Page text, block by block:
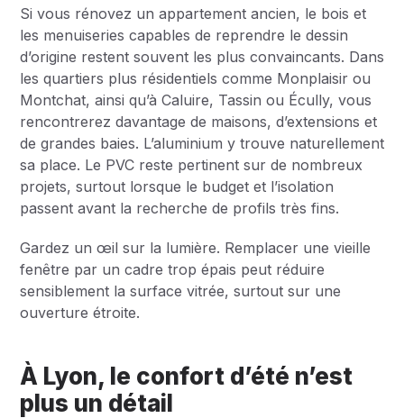
Si vous rénovez un appartement ancien, le bois et
les menuiseries capables de reprendre le dessin
d’origine restent souvent les plus convaincants. Dans
les quartiers plus résidentiels comme Monplaisir ou
Montchat, ainsi qu’à Caluire, Tassin ou Écully, vous
rencontrerez davantage de maisons, d’extensions et
de grandes baies. L’aluminium y trouve naturellement
sa place. Le PVC reste pertinent sur de nombreux
projets, surtout lorsque le budget et l’isolation
passent avant la recherche de profils très fins.
Gardez un œil sur la lumière. Remplacer une vieille
fenêtre par un cadre trop épais peut réduire
sensiblement la surface vitrée, surtout sur une
ouverture étroite.
À Lyon, le confort d’été n’est
plus un détail